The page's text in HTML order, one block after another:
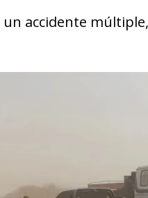
accidente